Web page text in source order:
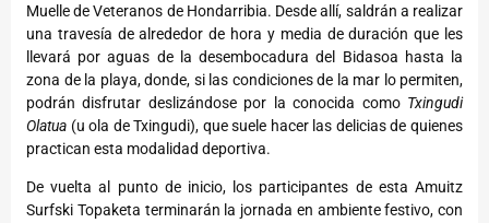
Muelle de Veteranos de Hondarribia. Desde allí, saldrán a realizar
una travesía de alrededor de hora y media de duración que les
llevará por aguas de la desembocadura del Bidasoa hasta la
zona de la playa, donde, si las condiciones de la mar lo permiten,
podrán disfrutar deslizándose por la conocida como Txingudi
Olatua (u ola de Txingudi), que suele hacer las delicias de quienes
practican esta modalidad deportiva.
De vuelta al punto de inicio, los participantes de esta Amuitz
Surfski Topaketa terminarán la jornada en ambiente festivo, con